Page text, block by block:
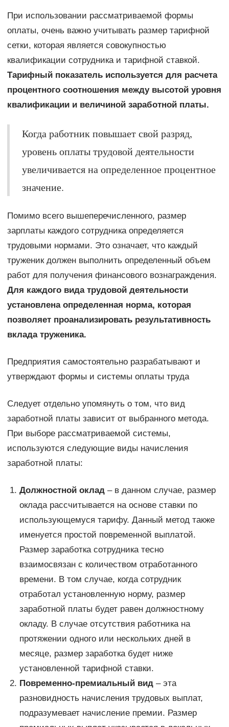
При использовании рассматриваемой формы
оплаты, очень важно учитывать размер тарифной
сетки, которая является совокупностью
квалификации сотрудника и тарифной ставкой.
Тарифный показатель используется для расчета
процентного соотношения между высотой уровня
квалификации и величиной заработной платы.
Когда работник повышает свой разряд,
уровень оплаты трудовой деятельности
увеличивается на определенное процентное
значение.
Помимо всего вышеперечисленного, размер
зарплаты каждого сотрудника определяется
трудовыми нормами. Это означает, что каждый
труженик должен выполнить определенный объем
работ для получения финансового вознаграждения.
Для каждого вида трудовой деятельности
установлена определенная норма, которая
позволяет проанализировать результативность
вклада труженика.
Предприятия самостоятельно разрабатывают и
утверждают формы и системы оплаты труда
Следует отдельно упомянуть о том, что вид
заработной платы зависит от выбранного метода.
При выборе рассматриваемой системы,
используются следующие виды начисления
заработной платы:
Должностной оклад– в данном случае, размер
оклада рассчитывается на основе ставки по
использующемуся тарифу. Данный метод также
именуется простой повременной выплатой.
Размер заработка сотрудника тесно
взаимосвязан с количеством отработанного
времени. В том случае, когда сотрудник
отработал установленную норму, размер
заработной платы будет равен должностному
окладу. В случае отсутствия работника на
протяжении одного или нескольких дней в
месяце, размер заработка будет ниже
установленной тарифной ставки.
Повременно-премиальный вид– эта
разновидность начисления трудовых выплат,
подразумевает начисление премии. Размер